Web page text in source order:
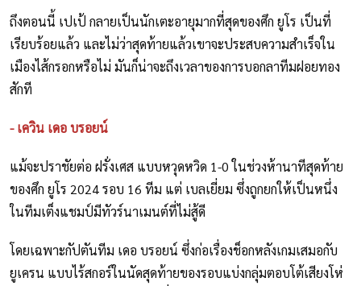
ถึงตอนนี้ เปเป้ กลายเป็นนักเตะอายุมากที่สุดของศึก ยูโร เป็นที่
เรียบร้อยแล้ว และไม่ว่าสุดท้ายแล้วเขาจะประสบความสำเร็จใน
เมืองไส้กรอกหรือไม่ มันก็น่าจะถึงเวลาของการบอกลาทีมฝอยทอง
สักที
- เควิน เดอ บรอยน์
แม้จะปราชัยต่อ ฝรั่งเศส แบบหวุดหวิด 1-0 ในช่วงห้านาทีสุดท้าย
ของศึก ยูโร 2024 รอบ 16 ทีม แต่ เบลเยี่ยม ซึ่งถูกยกให้เป็นหนึ่ง
ในทีมเต็งแชมป์มีทัวร์นาเมนต์ที่ไม่สู้ดี
โดยเฉพาะกัปตันทีม เดอ บรอยน์ ซึ่งก่อเรื่องช็อกหลังเกมเสมอกับ
ยูเครน แบบไร้สกอร์ในนัดสุดท้ายของรอบแบ่งกลุ่มตอบโต้เสียงโห่